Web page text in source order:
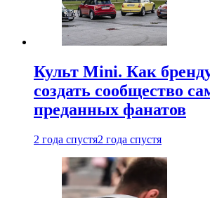
Культ Mini. Как
создать сообщество
преданных фанатов
2 года спустя2 года спустя